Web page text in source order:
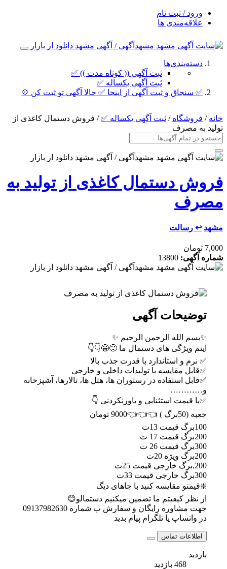
ورود / ثبت نام
علاقه‌مندی ها
دسته‌بندی‌ها
ثبت آگهی (( کوتاه مدت )) ✅
ثبت آگهی یکساله ✅
✅ سنجاق و ثبت آگهی از اینجا ✅ حالا آگهی تو ثبت کن 💠
خانه / فروشگاه / ثبت آگهی یکساله ✅/ فروش دستمال کاغذی از
تولید به مصرف
فروش دستمال کاغذی از تولید به
مصرف
مشهد ↩ رسالت
7,000 تومان
شماره آگهی: 13800
توضیحات آگهی
✨بسم الله الرحمن الرحیم ✨
اینم ویژگی های دستمال ما 🙂😀👇👇
✅ نرم و استاندارد با قدرت جذب بالا
✅قابل مقایسه با تولیدات داخلی و خارجی
✅قابل استفاده در رستوران ها، هتل ها، تالارها، آشپزخانه
و…………
✅با قیمت استثنایی و باورنکردنی 👇
جعبه (50برگ ) 👈👈👈9000 تومان
100برگ قیمت 13ت
200برگ قیمت 17 ت
300برگ قیمت 26 ت
200برگ ویژه 20ت
200,برگ خارجی قیمت 25ت
300برگ خارجی قیمت 33ت
❇️قیمتو مقایسه کنید با جاهای دیگ
از نظر کیفیتم ما تضمین میکنیم دستمالو😊
جهت مشاوره رایگان و سفارش ب شماره 09137982630
در واتساپ یا تلگرام پیام بدید
اطلاعات تماس
بازدید
468 بازدید